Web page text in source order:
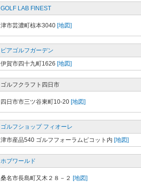
GOLF LAB FINEST
津市芸濃町椋本3040 [地図]
ピアゴルフガーデン
伊賀市四十九町1626 [地図]
ゴルフクラフト四日市
四日市市三ツ谷東町10-20 [地図]
ゴルフショップ フィオーレ
津市産品540 ゴルフフォーラムピコット内 [地図]
ホブワールド
桑名市長島町又木２８－２ [地図]